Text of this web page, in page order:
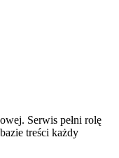
Serwis pełni rolę
treści każdy